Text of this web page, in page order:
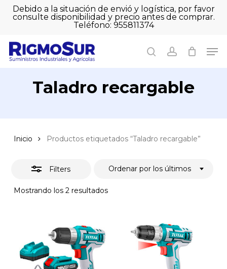
SkipDebido a la situación de envió y logística, por favor
consulte disponibilidad y precio antes de comprar.
Teléfono: 955811374
searchaccount
Cart Close
Taladro recargable
Inicio Productos etiquetados “Taladro recargable”
Filters
Mostrando los 2 resultadosOrdenado
Ordenar por los últimos
Close